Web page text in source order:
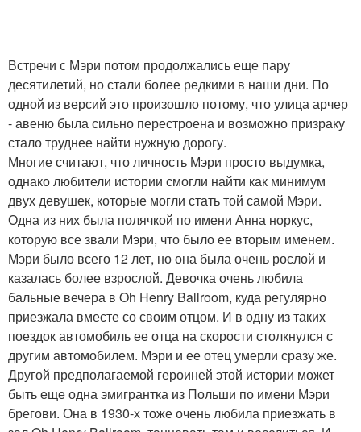
Встречи с Мэри потом продолжались еще пару
десятилетий, но стали более редкими в наши дни. По
одной из версий это произошло потому, что улица арчер
- авеню была сильно перестроена и возможно призраку
стало труднее найти нужную дорогу.
Многие считают, что личность Мэри просто выдумка,
однако любители истории смогли найти как минимум
двух девушек, которые могли стать той самой Мэри.
Одна из них была полячкой по имени Анна норкус,
которую все звали Мэри, что было ее вторым именем.
Мэри было всего 12 лет, но она была очень рослой и
казалась более взрослой. Девочка очень любила
бальные вечера в Oh Henry Ballroom, куда регулярно
приезжала вместе со своим отцом. И в одну из таких
поездок автомобиль ее отца на скорости столкнулся с
другим автомобилем. Мэри и ее отец умерли сразу же.
Другой предполагаемой героиней этой истории может
быть еще одна эмигрантка из Польши по имени Мэри
брегови. Она в 1930-х тоже очень любила приезжать в